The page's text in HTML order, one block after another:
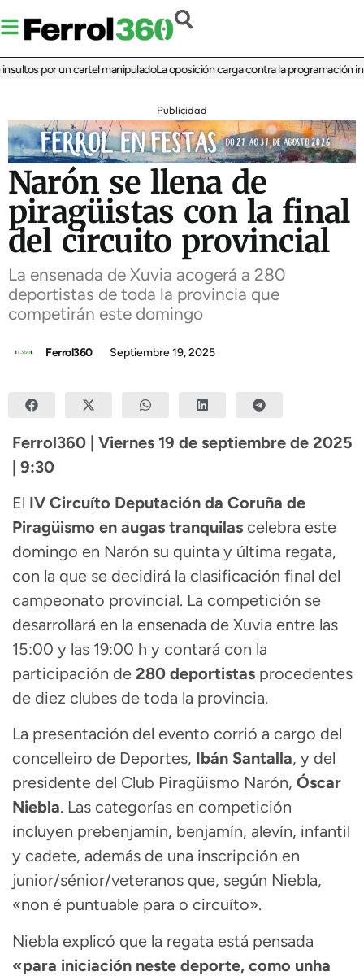
por un cartel manipuladoLa oposición carga contra la programación
Publicidad
Narón se llena de
piragüistas con la final
del circuito provincial
La ensenada de Xuvia acogerá a 280
deportistas de toda la provincia que
competirán este domingo
Ferrol360 Septiembre 19, 2025
Ferrol360 | Viernes 19 de septiembre de 2025
| 9:30
El IV Circuíto Deputación da Coruña de
Piragüismo en augas tranquilas celebra este
domingo en Narón su quinta y última regata,
con la que se decidirá la clasificación final del
campeonato provincial. La competición se
desarrollará en la ensenada de Xuvia entre las
15:00 y las 19:00 h y contará con la
participación de 280 deportistas procedentes
de diez clubes de toda la provincia.
La presentación del evento corrió a cargo del
concelleiro de Deportes, Ibán Santalla, y del
presidente del Club Piragüismo Narón, Óscar
Niebla. Las categorías en competición
incluyen prebenjamín, benjamín, alevín, infantil
y cadete, además de una inscripción en
junior/sénior/veteranos que, según Niebla,
«non é puntuable para o circuíto».
Niebla explicó que la regata está pensada
«para iniciación neste deporte, como unha